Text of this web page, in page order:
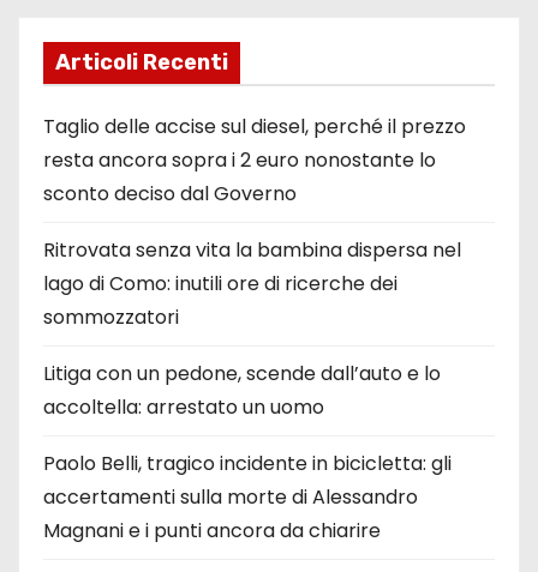
Articoli Recenti
Taglio delle accise sul diesel, perché il prezzo
resta ancora sopra i 2 euro nonostante lo
sconto deciso dal Governo
Ritrovata senza vita la bambina dispersa nel
lago di Como: inutili ore di ricerche dei
sommozzatori
Litiga con un pedone, scende dall’auto e lo
accoltella: arrestato un uomo
Paolo Belli, tragico incidente in bicicletta: gli
accertamenti sulla morte di Alessandro
Magnani e i punti ancora da chiarire